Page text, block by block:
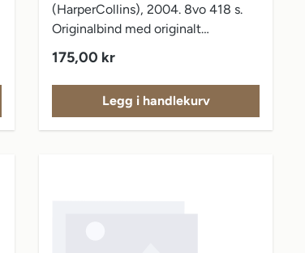
(HarperCollins), 2004. 8vo 418 s.
Originalbind med originalt
Vanlig pris:
175,00 kr
Legg i handlekurv